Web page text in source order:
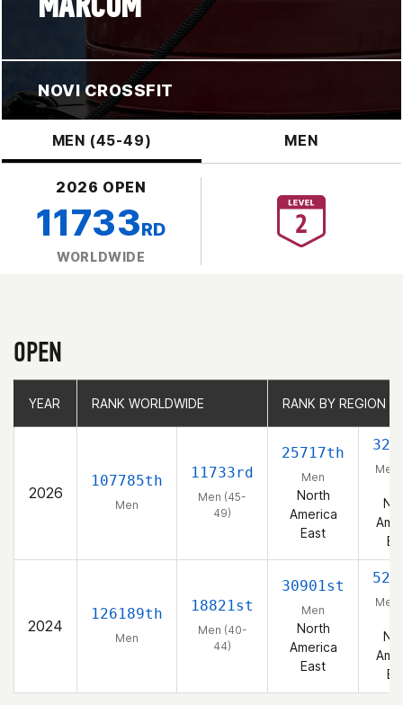
NOVI CROSSFIT
MEN (45-49) MEN
2026 OPEN
11733RD
WORLDWIDE
OPEN
YEAR RANK WORLDWIDE RANK BY REGION
2026
107785th
Men
11733rd
Men (45-
49)
25717th
Men
North
America
East
Men
2024
126189th
Men
18821st
Men (40-
44)
30901st
Men
North
America
East
Men
YEAR RANK WORLDWIDE RANK BY REGION